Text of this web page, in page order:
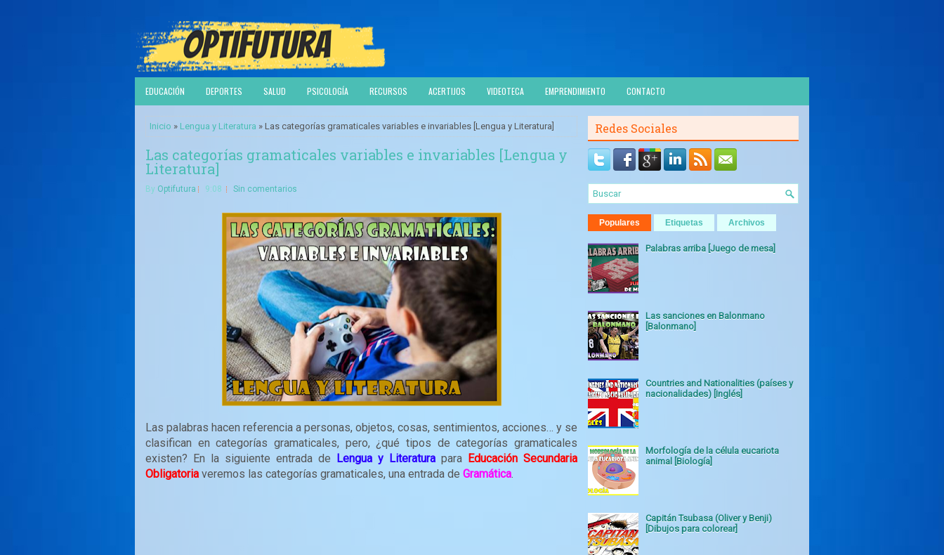
EDUCACIÓN DEPORTES SALUD PSICOLOGÍA RECURSOS ACERTIJOS VIDEOTECA EMPRENDIMIENTO CONTACTO
Inicio » Lengua y Literatura » Las categorías gramaticales variables e invariables [Lengua y Literatura]
Las categorías gramaticales variables e invariables [Lengua y
Literatura]
By Optifutura 9:08 Sin comentarios
Las palabras hacen referencia a personas, objetos, cosas, sentimientos, acciones… y se
clasifican en categorías gramaticales, pero, ¿qué tipos de categorías gramaticales
existen? En la siguiente entrada de Lengua y Literatura para Educación Secundaria
Obligatoria veremos las categorías gramaticales, una entrada de Gramática.
Redes Sociales
Populares Etiquetas Archivos
Palabras arriba [Juego de mesa]
Las sanciones en Balonmano
[Balonmano]
Countries and Nationalities (países y
nacionalidades) [Inglés]
Morfología de la célula eucariota
animal [Biología]
Capitán Tsubasa (Oliver y Benji)
[Dibujos para colorear]